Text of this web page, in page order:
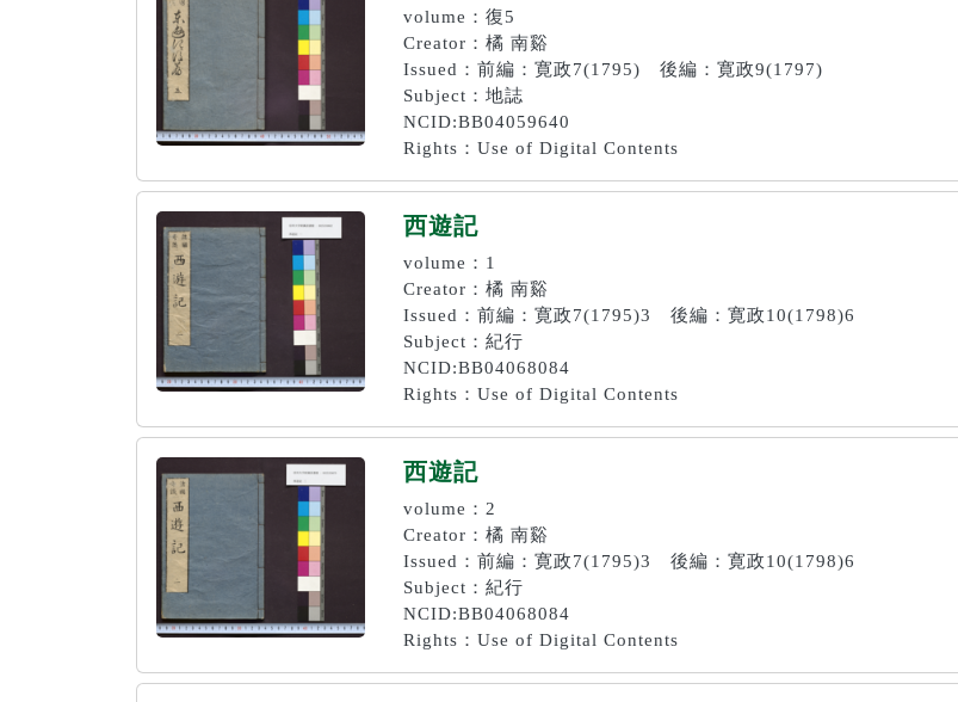
volume：復5
Creator：橘 南谿
Issued：前編：寛政7(1795) 後編：寛政9(1797)
Subject：地誌
NCID:BB04059640
Rights：Use of Digital Contents
西遊記
volume：1
Creator：橘 南谿
Issued：前編：寛政7(1795)3 後編：寛政10(1798)6
Subject：紀行
NCID:BB04068084
Rights：Use of Digital Contents
西遊記
volume：2
Creator：橘 南谿
Issued：前編：寛政7(1795)3 後編：寛政10(1798)6
Subject：紀行
NCID:BB04068084
Rights：Use of Digital Contents